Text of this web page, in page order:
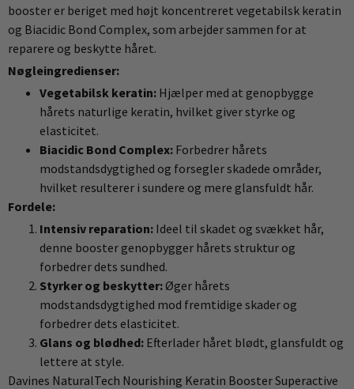
booster er beriget med højt koncentreret vegetabilsk keratin
og Biacidic Bond Complex, som arbejder sammen for at
reparere og beskytte håret.
Nøgleingredienser:
Vegetabilsk keratin: Hjælper med at genopbygge
hårets naturlige keratin, hvilket giver styrke og
elasticitet.
Biacidic Bond Complex: Forbedrer hårets
modstandsdygtighed og forsegler skadede områder,
hvilket resulterer i sundere og mere glansfuldt hår.
Fordele:
Intensiv reparation: Ideel til skadet og svækket hår,
denne booster genopbygger hårets struktur og
forbedrer dets sundhed.
Styrker og beskytter:Øger hårets
modstandsdygtighed mod fremtidige skader og
forbedrer dets elasticitet.
Glans og blødhed: Efterlader håret blødt, glansfuldt og
lettere at style.
Davines NaturalTech Nourishing Keratin Booster Superactive